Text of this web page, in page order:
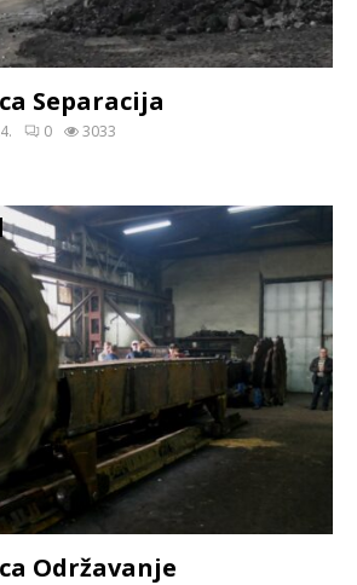
Separacija
0 3033
Održavanje